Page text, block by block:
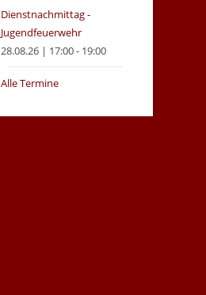
Dienstnachmittag -
Jugendfeuerwehr
28.08.26 | 17:00 - 19:00
Alle Termine